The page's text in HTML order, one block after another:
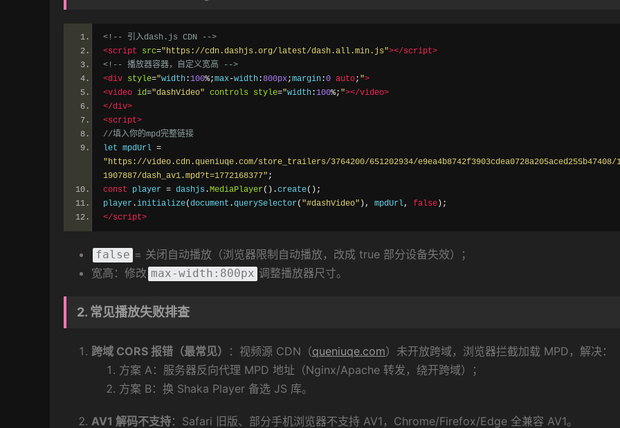
<!-- 引入dash.js CDN -->
<script
src="https://cdn.dashjs.org/latest/dash.all.min.js"></script>
<!-- 播放器容器，自定义宽高 -->
<div style="width :100%;max-width :800px;margin :0 auto; ">
<video id="dashVideo" controls style="width :100%; "></video>
</div>
<script>
//填入你的mpd完整链接
let mpdUrl =
"https://video.cdn.queniuqe.com/store_trailers/3764200/651202934/e9ea4b8742f3903cdea0728a205aced255b47408/
1907887/dash_av1.mpd?t=1772168377" ;
const player = dashjs .MediaPlayer ().create();
player .initialize(document .querySelector( "#dashVideo" ), mpdUrl, false);
</script>
false = 关闭自动播放（浏览器限制自动播放，改成 true 部分设备失效）；
宽高：修改 max-width:800px 调整播放器尺寸。
2. 常见播放失败排查
跨域 CORS 报错（最常见） ：视频源 CDN（queniuqe.com）未开放跨域，浏览器拦截加载 MPD，解决：
方案 A：服务器反向代理 MPD 地址（Nginx/Apache 转发，绕开跨域）；
方案 B：换 Shaka Player 备选 JS 库。
AV1 解码不支持：Safari 旧版、部分手机浏览器不支持 AV1，Chrome/Firefox/Edge 全兼容 AV1。